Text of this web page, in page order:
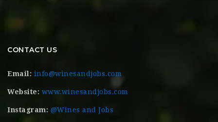
CONTACT US
Email: info@winesandjobs.com
Website: www.winesandjobs.com
Instagram: @Wines and Jobs